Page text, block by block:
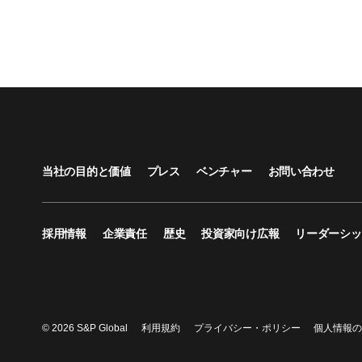
当社の目的と価値 プレス ベンチャー お問い合わせ
採用情報 企業責任 歴史 投資家向け広報 リーダーシ
© 2026 S&P Global 利用規約 プライバシー・ポリシー 個人情報